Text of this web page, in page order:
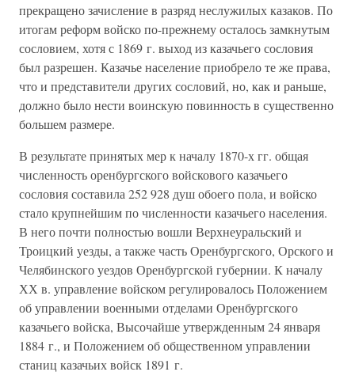
прекращено зачисление в разряд неслужилых казаков. По
итогам реформ войско по-прежнему осталось замкнутым
сословием, хотя с 1869 г. выход из казачьего сословия
был разрешен. Казачье население приобрело те же права,
что и представители других сословий, но, как и раньше,
должно было нести воинскую повинность в существенно
большем размере.
В результате принятых мер к началу 1870-х гг. общая
численность оренбургского войскового казачьего
сословия составила 252 928 душ обоего пола, и войско
стало крупнейшим по численности казачьего населения.
В него почти полностью вошли Верхнеуральский и
Троицкий уезды, а также часть Оренбургского, Орского и
Челябинского уездов Оренбургской губернии. К началу
ХХ в. управление войском регулировалось Положением
об управлении военными отделами Оренбургского
казачьего войска, Высочайше утвержденным 24 января
1884 г., и Положением об общественном управлении
станиц казачьих войск 1891 г.